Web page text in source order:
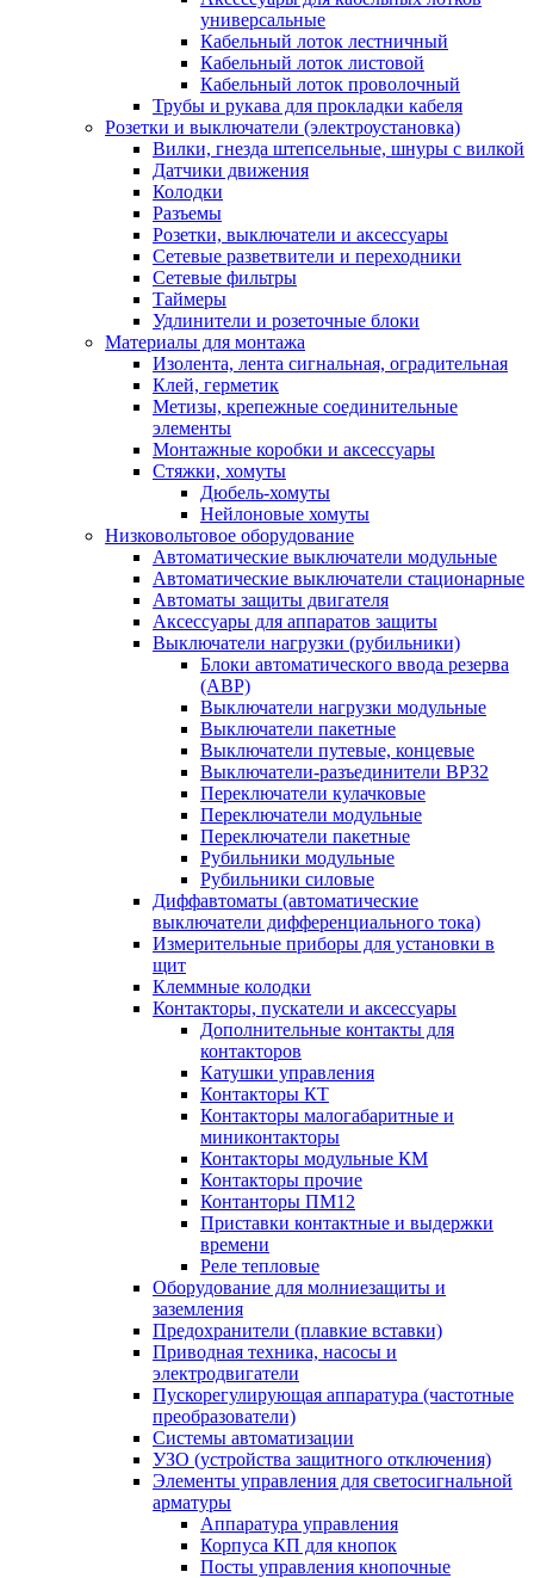
универсальные
Кабельный лоток лестничный
Кабельный лоток листовой
Кабельный лоток проволочный
Трубы и рукава для прокладки кабеля
Розетки и выключатели (электроустановка)
Вилки, гнезда штепсельные, шнуры с вилкой
Датчики движения
Колодки
Разъемы
Розетки, выключатели и аксессуары
Сетевые разветвители и переходники
Сетевые фильтры
Таймеры
Удлинители и розеточные блоки
Материалы для монтажа
Изолента, лента сигнальная, оградительная
Клей, герметик
Метизы, крепежные соединительные
элементы
Монтажные коробки и аксессуары
Стяжки, хомуты
Дюбель-хомуты
Нейлоновые хомуты
Низковольтовое оборудование
Автоматические выключатели модульные
Автоматические выключатели стационарные
Автоматы защиты двигателя
Аксессуары для аппаратов защиты
Выключатели нагрузки (рубильники)
Блоки автоматического ввода резерва
(АВР)
Выключатели нагрузки модульные
Выключатели пакетные
Выключатели путевые, концевые
Выключатели-разъединители ВР32
Переключатели кулачковые
Переключатели модульные
Переключатели пакетные
Рубильники модульные
Рубильники силовые
Диффавтоматы (автоматические
выключатели дифференциального тока)
Измерительные приборы для установки в
щит
Клеммные колодки
Контакторы, пускатели и аксессуары
Дополнительные контакты для
контакторов
Катушки управления
Контакторы КТ
Контакторы малогабаритные и
миниконтакторы
Контакторы модульные КМ
Контакторы прочие
Контанторы ПМ12
Приставки контактные и выдержки
времени
Реле тепловые
Оборудование для молниезащиты и
заземления
Предохранители (плавкие вставки)
Приводная техника, насосы и
электродвигатели
Пускорегулирующая аппаратура (частотные
преобразователи)
Системы автоматизации
УЗО (устройства защитного отключения)
Элементы управления для светосигнальной
арматуры
Аппаратура управления
Корпуса КП для кнопок
Посты управления кнопочные